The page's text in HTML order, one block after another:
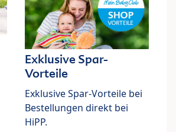
Exklusive Spar-
Vorteile
Exklusive Spar-Vorteile bei
Bestellungen direkt bei
HiPP.